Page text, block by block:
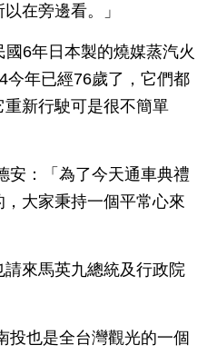
在旁邊看。」
6年日本製的燒媒蒸汽火
今年已經76歲了，它們都
新行駛可是很不簡單
安：「為了今天通車典禮
大家秉持一個平常心來
來馬英九總統及行政院
投也是全台灣觀光的一個